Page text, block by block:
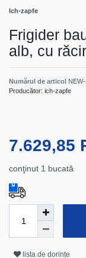
Ich-zapfe
Frigider
alb, cu
Numărul de articol
Producător: ich-zapfe
7.629,85
conţinut 1 bucată
lista de dorințe